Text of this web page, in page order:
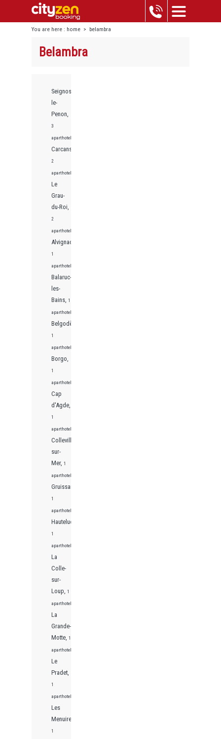
You are here : home > belambra
Belambra
Seignosse-
le-
Penon,
3
aparthotels
Carcans,
2
aparthotels
Le
Grau-
du-Roi,
2
aparthotels
Alvignac,
1
aparthotels
Balaruc-
les-
Bains, 1
aparthotels
Belgodère,
1
aparthotels
Borgo,
1
aparthotels
Cap
d'Agde,
1
aparthotels
Colleville-
sur-
Mer, 1
aparthotels
Gruissan,
1
aparthotels
Hauteluce,
1
aparthotels
La
Colle-
sur-
Loup,
1
aparthotels
La
Grande-
Motte, 1
aparthotels
Le
Pradet,
1
aparthotels
Les
Menuires,
1